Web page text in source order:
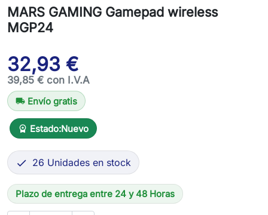
MARS GAMING Gamepad wireless
MGP24
32,93 €
39,85 € con I.V.A
local_shipping Envío gratis
workspace_premium Estado:Nuevo
 26 Unidades en stock
Plazo de entrega entre 24 y 48 Horas